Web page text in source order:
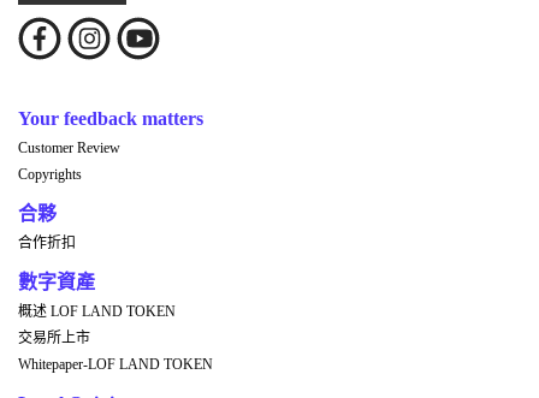
Your feedback matters
Customer Review
Copyrights
合夥
合作折扣
數字資產
概述 LOF LAND TOKEN
交易所上市
Whitepaper-LOF LAND TOKEN